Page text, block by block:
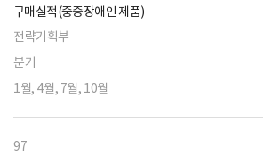
구매실적(중증장애인 제품)
전략기획부
분기
1월, 4월, 7월, 10월
97